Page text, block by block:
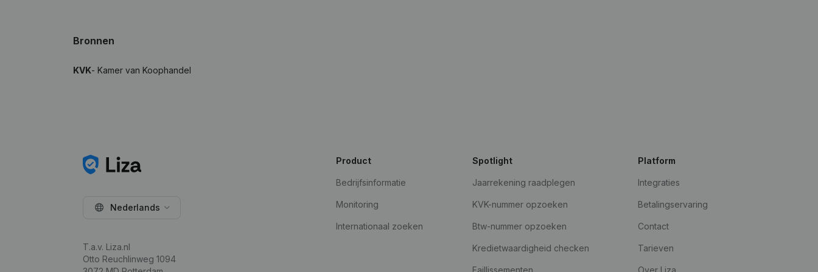
Bronnen
KVK- Kamer van Koophandel
Nederlands
T.a.v. Liza.nl
Otto Reuchlinweg 1094
Product
Bedrijfsinformatie
Monitoring
Internationaal zoeken
Spotlight
Jaarrekening raadplegen
KVK-nummer opzoeken
Btw-nummer opzoeken
Kredietwaardigheid checken
Faillissementen
Platform
Integraties
Betalingservaring
Contact
Tarieven
Over Liza